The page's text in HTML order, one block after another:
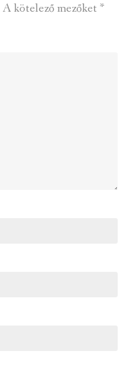
A kötelező mezőket *